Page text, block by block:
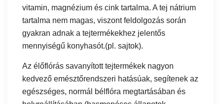
vitamin, magnézium és cink tartalma. A tej nátrium
tartalma nem magas, viszont feldolgozás során
gyakran adnak a tejtermékekhez jelentős
mennyiségű konyhasót.(pl. sajtok).
Az élőflórás savanyított tejtermékek nagyon
kedvező emésztőrendszeri hatásúak, segítenek az
egészséges, normál bélflóra megtartásában és